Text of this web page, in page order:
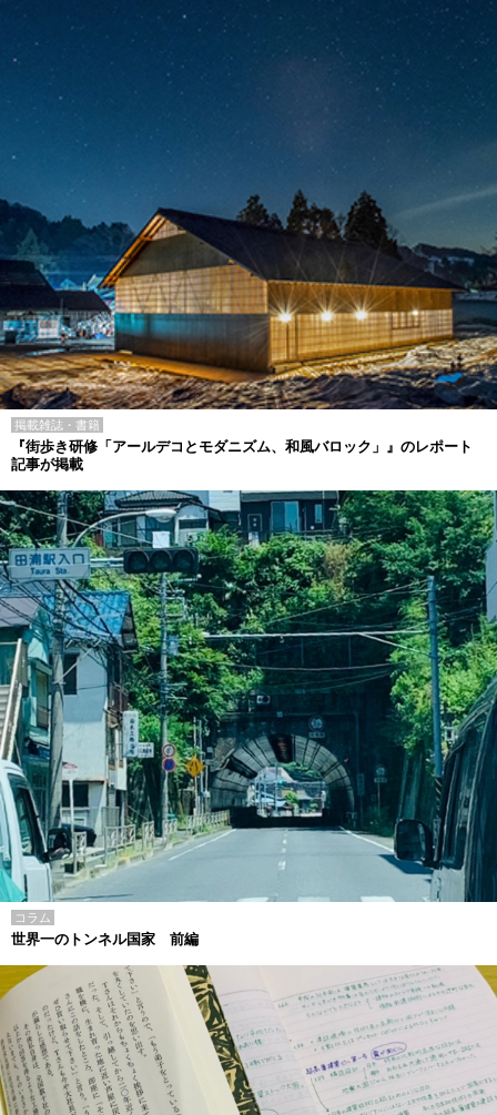
掲載雑誌・書籍
『街歩き研修「アールデコとモダニズム、和風バロック」』のレポート
記事が掲載
コラム
世界一のトンネル国家 前編